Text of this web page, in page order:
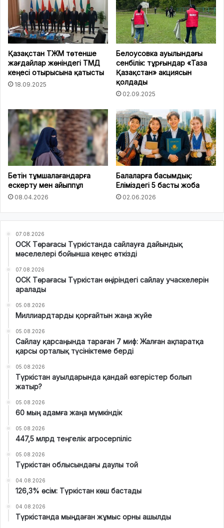
Қазақстан ТЖМ төтенше
жағдайлар жөніндегі ТМД
кеңесі отырысына қатысты
18.09.2025
Белоусовка ауылындағы
сенбілік: тұрғындар «Таза
Қазақстан» акциясын
қолдады
02.09.2025
Бетін тұмшалағандарға
ескерту мен айыппұл
08.04.2026
Балаларға басымдық:
Еліміздегі 5 басты жоба
02.06.2026
07.08.2026
ОСК Төрағасы Түркістанда сайлауға дайындық
мәселелері бойынша кеңес өткізді
07.08.2026
ОСК Төрағасы Түркістан өңіріндегі сайлау учаскелерін
аралады
05.08.2026
Миллиардтарды қорғайтын жаңа жүйе
05.08.2026
Сайлау қарсаңында тараған 7 миф: Жалған ақпаратқа
қарсы орталық түсініктеме берді
05.08.2026
Түркістан ауылдарында қандай өзгерістер болып
жатыр?
05.08.2026
60 мың адамға жаңа мүмкіндік
05.08.2026
447,5 млрд теңгелік агросерпіліс
05.08.2026
Түркістан облысындағы даулы той
04.08.2026
126,3% өсім: Түркістан көш бастады
04.08.2026
Түркістанда мыңдаған жұмыс орны ашылды